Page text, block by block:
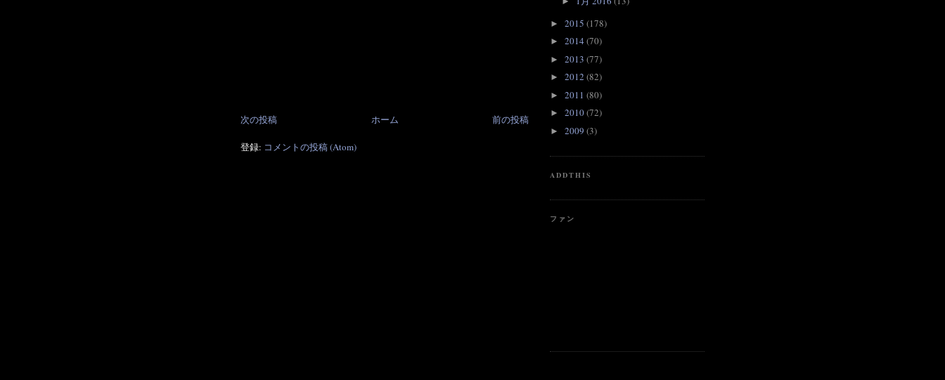
次の投稿 前の投稿
ホーム
登録: コメントの投稿 (Atom)
► 2015 (178)
► 2014 (70)
► 2013 (77)
► 2012 (82)
► 2011 (80)
► 2010(72)
► 2009 (3)
ADDTHIS
ファン